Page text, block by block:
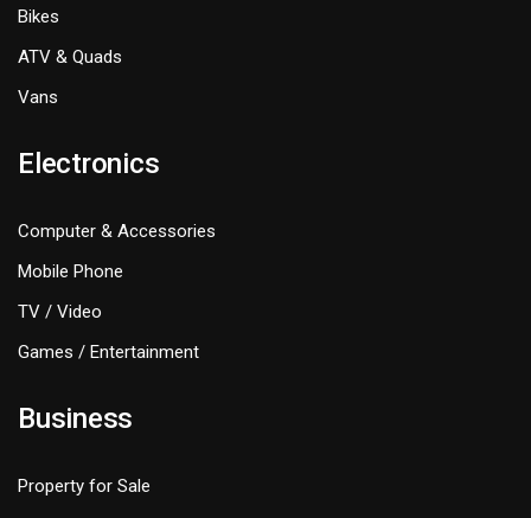
Bikes
ATV & Quads
Vans
Electronics
Computer & Accessories
Mobile Phone
TV / Video
Games / Entertainment
Business
Property for Sale